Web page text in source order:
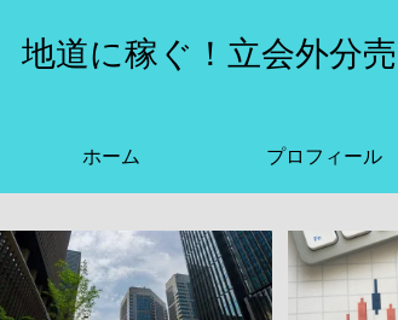
地道に稼ぐ！立会外分
ホーム プロフィール